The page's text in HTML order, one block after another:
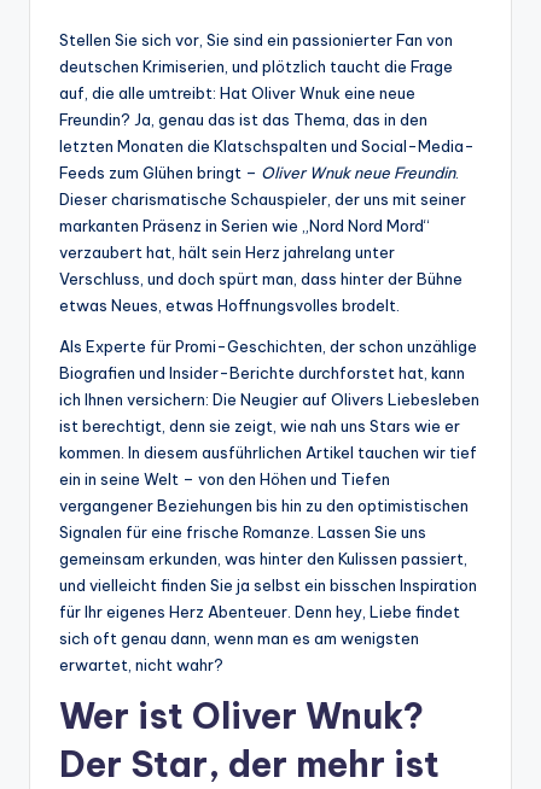
Stellen Sie sich vor, Sie sind ein passionierter Fan von
deutschen Krimiserien, und plötzlich taucht die Frage
auf, die alle umtreibt: Hat Oliver Wnuk eine neue
Freundin? Ja, genau das ist das Thema, das in den
letzten Monaten die Klatschspalten und Social-Media-
Feeds zum Glühen bringt – Oliver Wnuk neue Freundin.
Dieser charismatische Schauspieler, der uns mit seiner
markanten Präsenz in Serien wie „Nord Nord Mord“
verzaubert hat, hält sein Herz jahrelang unter
Verschluss, und doch spürt man, dass hinter der Bühne
etwas Neues, etwas Hoffnungsvolles brodelt.
Als Experte für Promi-Geschichten, der schon unzählige
Biografien und Insider-Berichte durchforstet hat, kann
ich Ihnen versichern: Die Neugier auf Olivers Liebesleben
ist berechtigt, denn sie zeigt, wie nah uns Stars wie er
kommen. In diesem ausführlichen Artikel tauchen wir tief
ein in seine Welt – von den Höhen und Tiefen
vergangener Beziehungen bis hin zu den optimistischen
Signalen für eine frische Romanze. Lassen Sie uns
gemeinsam erkunden, was hinter den Kulissen passiert,
und vielleicht finden Sie ja selbst ein bisschen Inspiration
für Ihr eigenes Herz Abenteuer. Denn hey, Liebe findet
sich oft genau dann, wenn man es am wenigsten
erwartet, nicht wahr?
Wer ist Oliver Wnuk?
Der Star, der mehr ist